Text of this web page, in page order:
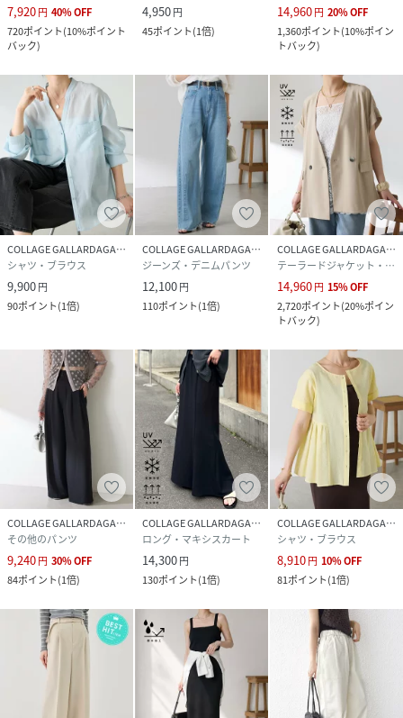
≪返品・交換・修理について≫
・着用後、洗濯後の返品・交換は致しかねます。
・商品到着後、着用前に商品状態のご確認をお願い致しま
す。
・ECサイトでご購入いただいた商品は、お修理を承っており
ません。
【気になる商品は「お気に入り」登録を】
ハートマークをクリックし、お好きなカラーを選んでお気に
入りに登録すると
入荷情報や残り1点の通知、完売カラーの再入荷、セール情
報などを受け取ることができます。
※撮影場所やお使いのモニター環境により若干お色味が異な
特にロケの撮影では明るく見える傾向にございます。詳細撮
影画像で色味をお確かめくださいます様お願いいたします。
※サンプルで撮影をしております。若干の仕様が変更になる
場合がございますので予めご了承の上ご注文くださいますよ
うお願いいたします。
※サンプルでの採寸のためあくまで目安となります。予めご
了承ください。
性別タイプ レディース
原産国 中国
素材 ポリエステル100%
サイズ 0、1、2、XL、PS、TM
QW1967_CLZ1061202A0002
CLZ1061202A0002-6-8 QW1967
7,920円 40%OFF
720ポイント(10%ポイント
バック)
4,950円
45ポイント(1倍)
14,960円 20%OFF
1,360ポイント(10%ポイン
トバック)
COLLAGE GALLARDAGALANTE
シャツ・ブラウス
9,900円
90ポイント(1倍)
COLLAGE GALLARDAGALANTE
ジーンズ・デニムパンツ
12,100円
110ポイント(1倍)
COLLAGE GALLARDAGALANTE
テーラードジャケット・ブレザー
14,960円 15%OFF
2,720ポイント(20%ポイン
トバック)
COLLAGE GALLARDAGALANTE
その他のパンツ
9,240円 30%OFF
84ポイント(1倍)
COLLAGE GALLARDAGALANTE
ロング・マキシスカート
14,300円
130ポイント(1倍)
COLLAGE GALLARDAGALANTE
シャツ・ブラウス
8,910円 10%OFF
81ポイント(1倍)